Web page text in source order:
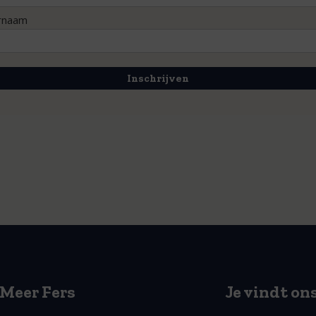
Inschrijven
Meer Fers Je vindt